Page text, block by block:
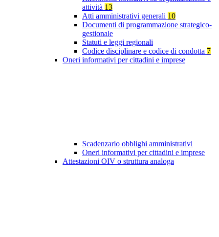
attività 13
Atti amministrativi generali 10
Documenti di programmazione strategico-
gestionale
Statuti e leggi regionali
Codice disciplinare e codice di condotta 7
Oneri informativi per cittadini e imprese
Scadenzario obblighi amministrativi
Oneri informativi per cittadini e imprese
Attestazioni OIV o struttura analoga